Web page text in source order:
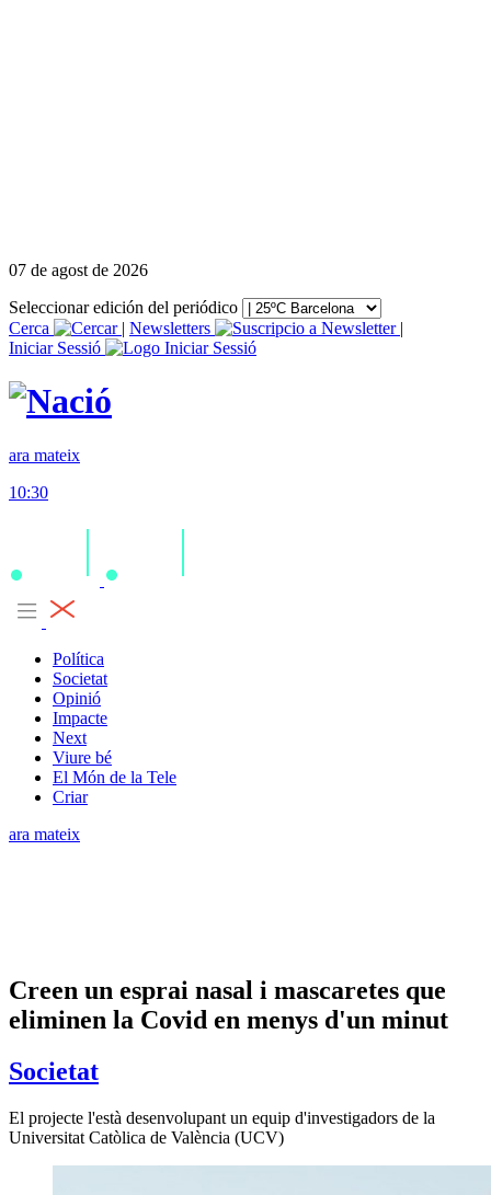
07 de agost de 2026
Seleccionar edición del periódico
Cerca
| Newsletters
|
Iniciar Sessió
ara mateix
10:30
Política
Societat
Opinió
Impacte
Next
Viure bé
El Món de la Tele
Criar
ara mateix
Creen un esprai nasal i mascaretes que
eliminen la Covid en menys d'un minut
Societat
El projecte l'està desenvolupant un equip d'investigadors de la
Universitat Catòlica de València (UCV)